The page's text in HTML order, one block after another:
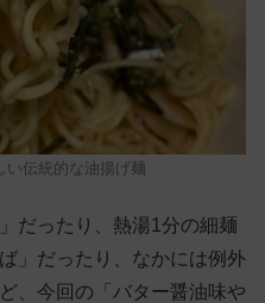
い伝統的な油揚げ麺
だったり、熱湯1分の細麺
」だったり、なかには例外
、今回の「バター醤油味や